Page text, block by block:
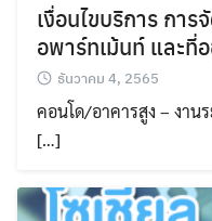
เงื่อนไขบริการ การ
อพาร์ทเม้นท์ และที่
ธันวาคม 4, 2565
คอนโด/อาคารสูง – งาน
[…]